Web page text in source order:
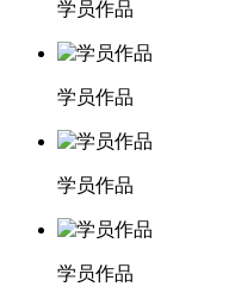
学员作品
学员作品
学员作品
学员作品